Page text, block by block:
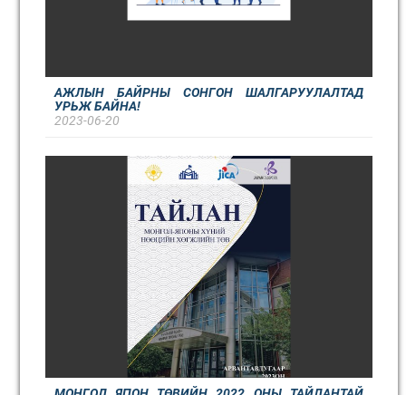
АЖЛЫН БАЙРНЫ СОНГОН ШАЛГАРУУЛАЛТАД
УРЬЖ БАЙНА!
2023-06-20